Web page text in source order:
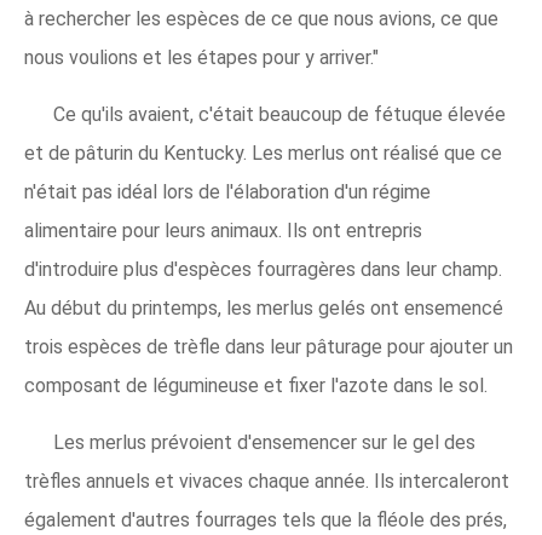
à rechercher les espèces de ce que nous avions, ce que
nous voulions et les étapes pour y arriver."
Ce qu'ils avaient, c'était beaucoup de fétuque élevée
et de pâturin du Kentucky. Les merlus ont réalisé que ce
n'était pas idéal lors de l'élaboration d'un régime
alimentaire pour leurs animaux. Ils ont entrepris
d'introduire plus d'espèces fourragères dans leur champ.
Au début du printemps, les merlus gelés ont ensemencé
trois espèces de trèfle dans leur pâturage pour ajouter un
composant de légumineuse et fixer l'azote dans le sol.
Les merlus prévoient d'ensemencer sur le gel des
trèfles annuels et vivaces chaque année. Ils intercaleront
également d'autres fourrages tels que la fléole des prés,